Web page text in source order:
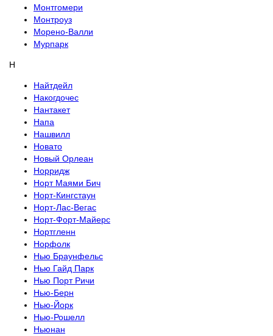
Монтгомери
Монтроуз
Морено-Валли
Мурпарк
Н
Найтдейл
Накогдочес
Нантакет
Напа
Нашвилл
Новато
Новый Орлеан
Норридж
Норт Маями Бич
Норт-Кингстаун
Норт-Лас-Вегас
Норт-Форт-Майерс
Нортгленн
Норфолк
Нью Браунфельс
Нью Гайд Парк
Нью Порт Ричи
Нью-Берн
Нью-Йорк
Нью-Рошелл
Ньюнан